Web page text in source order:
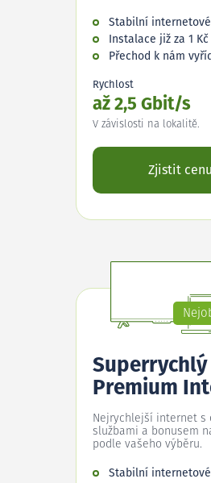
Stabilní
Instalace již za 1 Kč
Přechod k nám
Rychlost
až 2,5 Gbit/s
V závislosti na lokalitě.
Zjistit cenu
Superrychlý
Premium
Nejrychlejší internet s
službami a bonusem
podle vašeho výběru.
Stabilní